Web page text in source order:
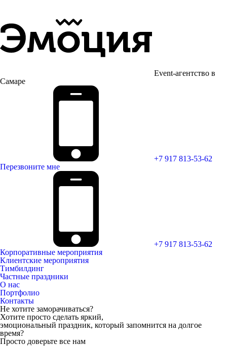
Event-агентство в
Самаре
+7 917 813-53-62
Перезвоните мне
+7 917 813-53-62
Корпоративные мероприятия
Клиентские мероприятия
Тимбилдинг
Частные праздники
О нас
Портфолио
Контакты
Не хотите заморачиваться?
Хотите просто сделать яркий,
эмоциональный праздник, который запомнится на долгое
время?
Просто доверьте все нам